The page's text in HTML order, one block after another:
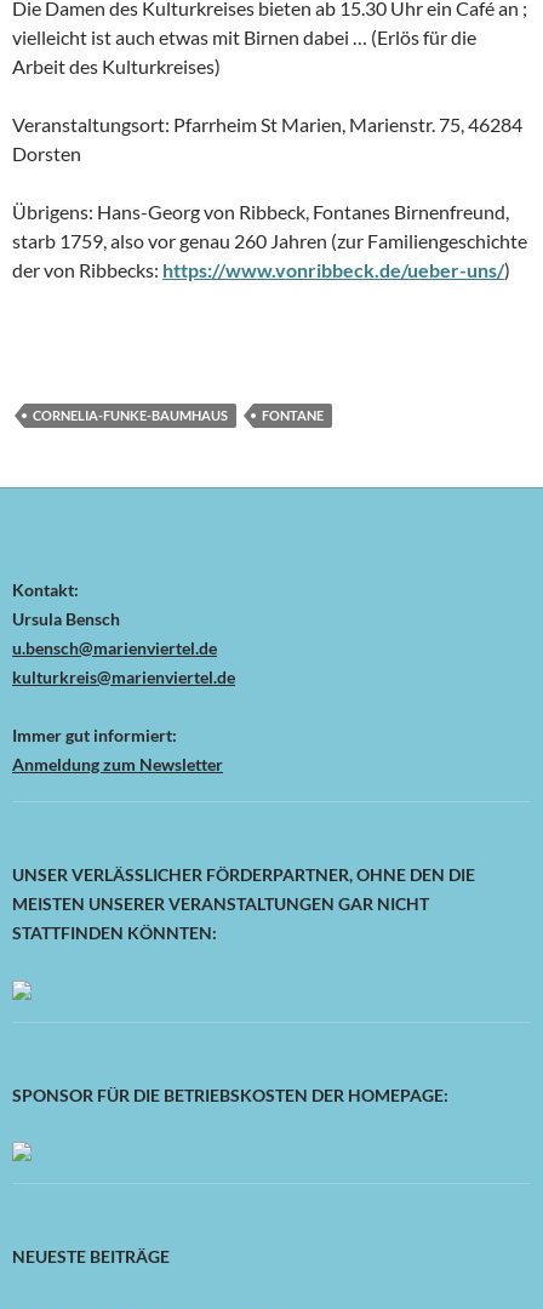
Die Damen des Kulturkreises bieten ab 15.30 Uhr ein Café an ;
vielleicht ist auch etwas mit Birnen dabei … (Erlös für die
Arbeit des Kulturkreises)
Veranstaltungsort: Pfarrheim St Marien, Marienstr. 75, 46284
Dorsten
Übrigens: Hans-Georg von Ribbeck, Fontanes Birnenfreund,
starb 1759, also vor genau 260 Jahren (zur Familiengeschichte
der von Ribbecks: https://www.vonribbeck.de/ueber-uns/)
CORNELIA-FUNKE-BAUMHAUS FONTANE
Kontakt:
Ursula Bensch
u.bensch@marienviertel.de
kulturkreis@marienviertel.de
Immer gut informiert:
Anmeldung zum Newsletter
UNSER VERLÄSSLICHER FÖRDERPARTNER, OHNE DEN DIE
MEISTEN UNSERER VERANSTALTUNGEN GAR NICHT
STATTFINDEN KÖNNTEN:
SPONSOR FÜR DIE BETRIEBSKOSTEN DER HOMEPAGE:
NEUESTE BEITRÄGE